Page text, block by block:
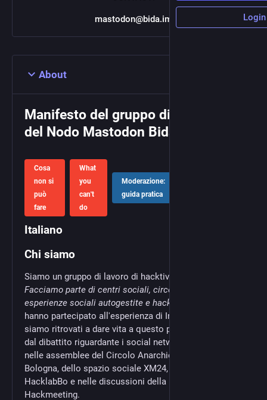
mastodon@bida.im
About
Manifesto del gruppo di gestione
del Nodo Mastodon Bida.im
Cosa
non si
può
fare
What
you
can't
do
Moderazione:
guida pratica
Italiano
Chi siamo
Siamo un gruppo di lavoro di hacktivist* e militant
Facciamo parte di centri sociali, circoli anarchici,
esperienze sociali autogestite e hacklab. Alcun
hanno partecipato all'esperienza di Indymedia Italia. Ci
siamo ritrovati a dare vita a questo progetto a partire
dal dibattito riguardante i social network sviluppatosi
nelle assemblee del Circolo Anarchico "C. Berneri" di
Bologna, dello spazio sociale XM24, del collettivo
HacklabBo e nelle discussioni della mailinglist
Hackmeeting.
Login